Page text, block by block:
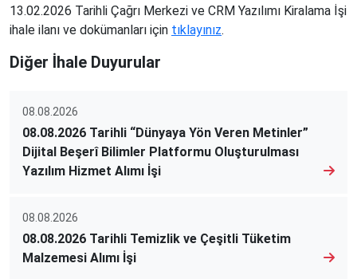
13.02.2026 Tarihli Çağrı Merkezi ve CRM Yazılımı Kiralama İşi
ihale ilanı ve dokümanları için tıklayınız.
Diğer İhale Duyurular
08.08.2026
08.08.2026 Tarihli “Dünyaya Yön Veren Metinler”
Dijital Beşerî Bilimler Platformu Oluşturulması
Yazılım Hizmet Alımı İşi
08.08.2026
08.08.2026 Tarihli Temizlik ve Çeşitli Tüketim
Malzemesi Alımı İşi